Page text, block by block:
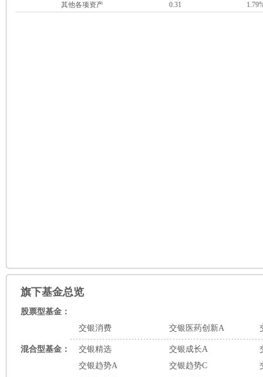
其他各项资产
0.31
旗下基金总览
股票型基金：
交银消费
交银医药创新A
混合型基金： 交银精选 交银成长A
交银趋势A
交银趋势C